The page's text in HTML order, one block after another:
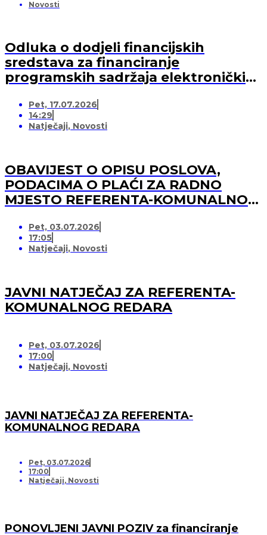
Novosti
Odluka o dodjeli financijskih
sredstava za financiranje
programskih sadržaja elektroničkih
medijskih usluga)
Pet, 17.07.2026
14:29
Natječaji, Novosti
OBAVIJEST O OPISU POSLOVA,
PODACIMA O PLAĆI ZA RADNO
MJESTO REFERENTA-KOMUNALNOG
Pet, 03.07.2026
17:05
Natječaji, Novosti
JAVNI NATJEČAJ ZA REFERENTA-
KOMUNALNOG REDARA
Pet, 03.07.2026
17:00
Natječaji, Novosti
JAVNI NATJEČAJ ZA REFERENTA-
KOMUNALNOG REDARA
Pet, 03.07.2026
17:00
Natječaji, Novosti
PONOVLJENI JAVNI POZIV za financiranje